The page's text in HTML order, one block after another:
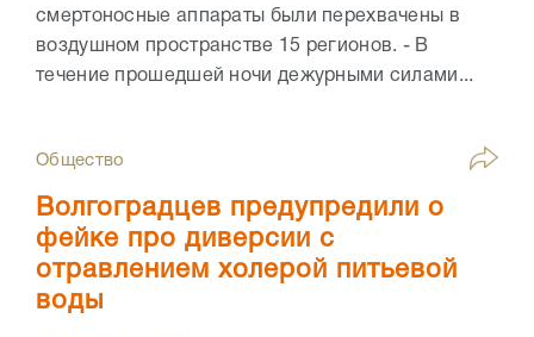
смертоносные аппараты были перехвачены в
воздушном пространстве 15 регионов. - В
течение прошедшей ночи дежурными силами...
Общество
Волгоградцев предупредили о
фейке про диверсии с
отравлением холерой питьевой
воды